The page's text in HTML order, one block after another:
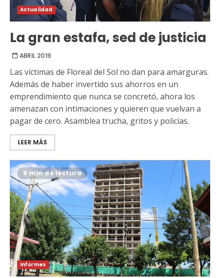
Actualidad
La gran estafa, sed de justicia
ABRIL 2019
Las víctimas de Floreal del Sol no dan para amarguras.
Además de haber invertido sus ahorros en un
emprendimiento que nunca se concretó, ahora los
amenazan con intimaciones y quieren que vuelvan a
pagar de cero. Asamblea trucha, gritos y policías.
LEER MÁS
9 min de lectura
Informes